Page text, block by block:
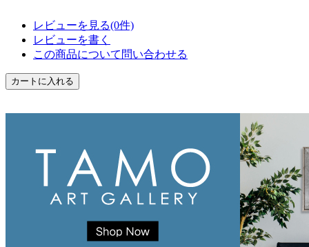
レビューを見る(0件)
レビューを書く
この商品について問い合わせる